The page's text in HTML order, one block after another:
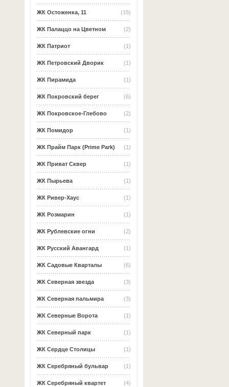
(15)
ЖК Остоженка, 11
(2)
ЖК Палаццо на Цветном
(1)
ЖК Патриот
(1)
ЖК Петровский Дворик
(1)
ЖК Пирамида
(6)
ЖК Покровский берег
(2)
ЖК Покровское-Глебово
(1)
ЖК Помидор
(1)
ЖК Прайм Парк (Prime Park)
(1)
ЖК Приват Сквер
(1)
ЖК Пырьева
(1)
ЖК Ривер-Хаус
(1)
ЖК Розмарин
(2)
ЖК Рублевские огни
(1)
ЖК Русский Авангард
(6)
ЖК Садовые Кварталы
(3)
ЖК Северная звезда
(3)
ЖК Северная пальмира
(1)
ЖК Северные Ворота
(1)
ЖК Северный парк
(1)
ЖК Сердце Столицы
(1)
ЖК Серебряный бульвар
(4)
ЖК Серебряный квартет